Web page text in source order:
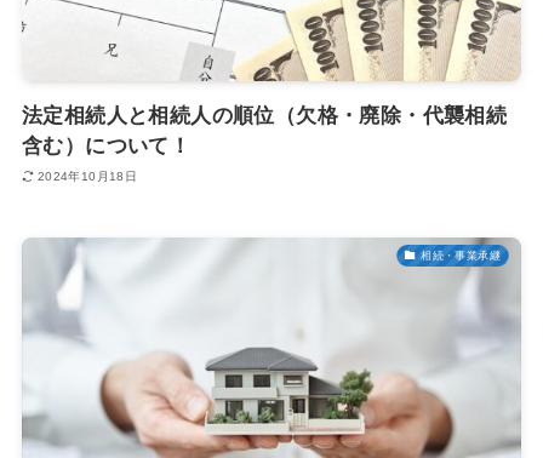
法定相続人と相続人の順位（欠格・廃除・代襲相続
含む）について！
2024年10月18日
相続・事業承継